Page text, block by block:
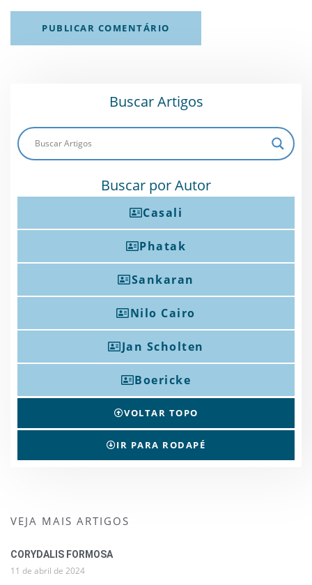
Buscar Artigos
Buscar por Autor
Casali
Phatak
Sankaran
Nilo Cairo
Jan Scholten
Boericke
VOLTAR TOPO
IR PARA RODAPÉ
VEJA MAIS ARTIGOS
CORYDALIS FORMOSA
11 de abril de 2024